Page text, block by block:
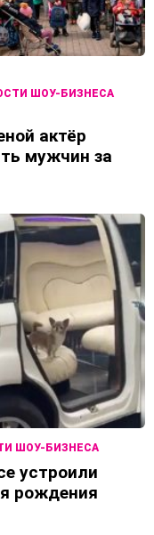
ШОУ-БИЗНЕСА
актёр
мужчин за
ШОУ-БИЗНЕСА
устроили
рождения